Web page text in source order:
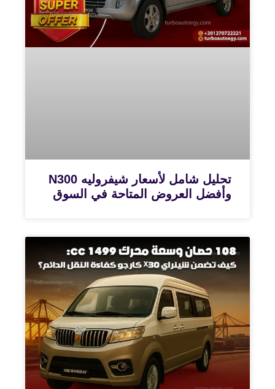
تحليل شامل لأسعار شيفروليه N300
وأفضل العروض المتاحة في السوق